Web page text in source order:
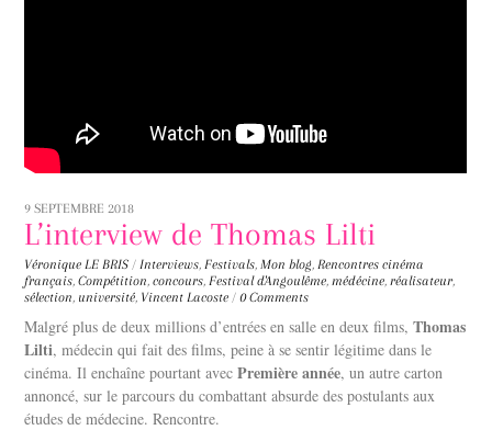
9 SEPTEMBRE 2018
L’interview de Thomas Lilti
Véronique LE BRIS / Interviews,Festivals,Mon blog,Rencontres cinéma
français,Compétition,concours,Festival d'Angoulême,médécine,réalisateur,
sélection, université, Vincent Lacoste / 0 Comments
Malgré plus de deux millions d’entrées en salle en deux films,Thomas
Lilti, médecin qui fait des films, peine à se sentir légitime dans le
cinéma. Il enchaîne pourtant avecPremière année, un autre carton
annoncé, sur le parcours du combattant absurde des postulants aux
études de médecine. Rencontre.